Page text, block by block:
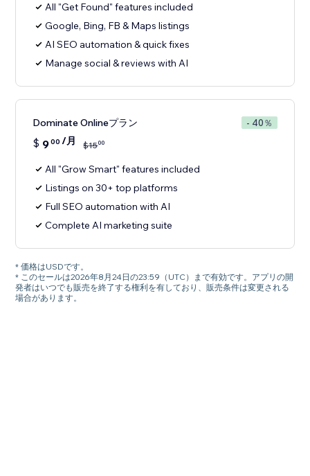
All "Get Found" features included
Google, Bing, FB & Maps listings
AI SEO automation & quick fixes
Manage social & reviews with AI
Dominate Onlineプラン - 40％
$ 900 /月 $1500
All "Grow Smart" features included
Listings on 30+ top platforms
Full SEO automation with AI
Complete AI marketing suite
* 価格はUSDです。
* このセールは2026年8月24日の23:59（UTC）まで有効です。アプリの開
発者はいつでも販売を終了する権利を有しており、販売条件は変更される
場合があります。